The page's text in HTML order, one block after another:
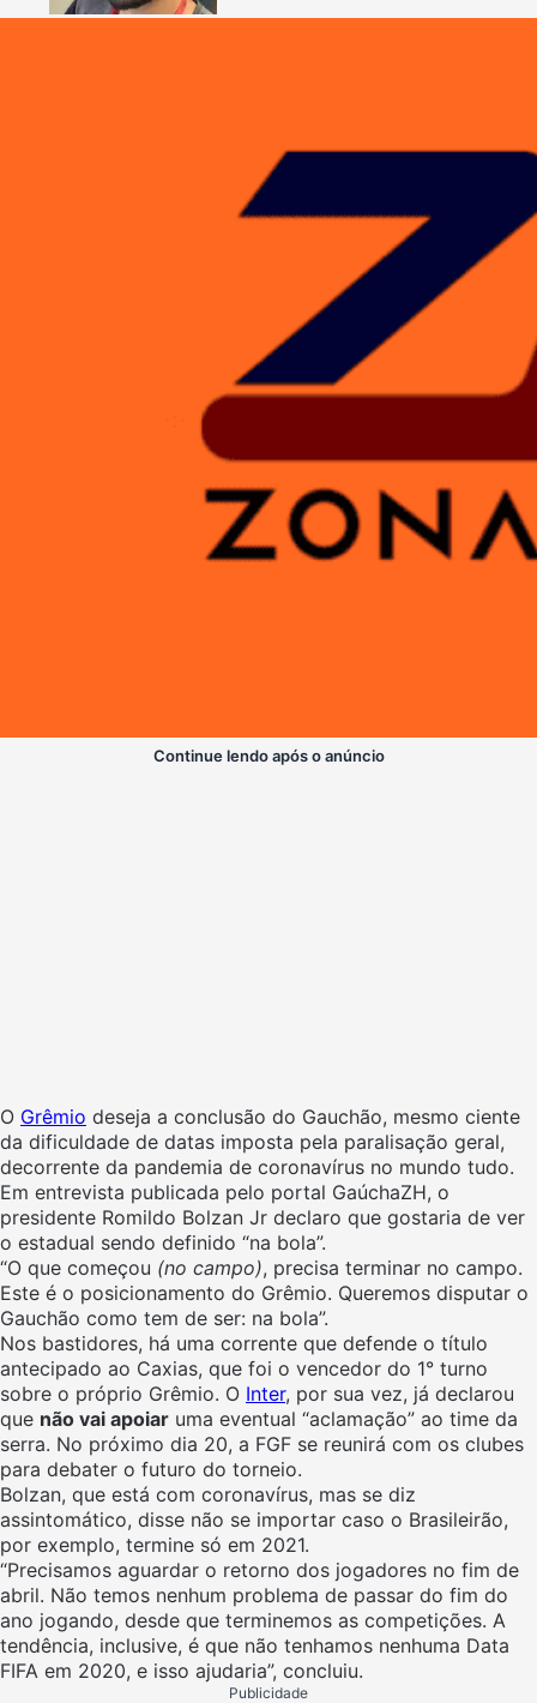
Continue lendo após o anúncio
O Grêmio deseja a conclusão do Gauchão, mesmo ciente
da dificuldade de datas imposta pela paralisação geral,
decorrente da pandemia de coronavírus no mundo tudo.
Em entrevista publicada pelo portal GaúchaZH, o
presidente Romildo Bolzan Jr declaro que gostaria de ver
o estadual sendo definido “na bola”.
“O que começou (no campo), precisa terminar no campo.
Este é o posicionamento do Grêmio. Queremos disputar o
Gauchão como tem de ser: na bola”.
Nos bastidores, há uma corrente que defende o título
antecipado ao Caxias, que foi o vencedor do 1° turno
sobre o próprio Grêmio. O Inter, por sua vez, já declarou
que não vai apoiar uma eventual “aclamação” ao time da
serra. No próximo dia 20, a FGF se reunirá com os clubes
para debater o futuro do torneio.
Bolzan, que está com coronavírus, mas se diz
assintomático, disse não se importar caso o Brasileirão,
por exemplo, termine só em 2021.
“Precisamos aguardar o retorno dos jogadores no fim de
abril. Não temos nenhum problema de passar do fim do
ano jogando, desde que terminemos as competições. A
tendência, inclusive, é que não tenhamos nenhuma Data
FIFA em 2020, e isso ajudaria”, concluiu.
Publicidade